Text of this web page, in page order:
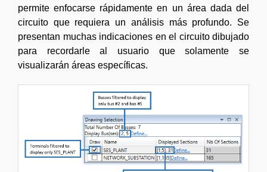
permite enfocarse rápidamente en un área dada del
circuito que requiera un análisis más profundo. Se
presentan muchas indicaciones en el circuito dibujado
para recordarle al usuario que solamente se
visualizarán áreas específicas.